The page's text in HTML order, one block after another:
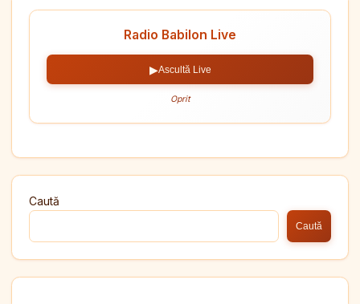
Radio Babilon Live
▶Ascultă Live
Oprit
Caută
Caută